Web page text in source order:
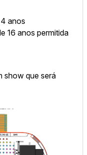
anos
16 anos permitida
show que será